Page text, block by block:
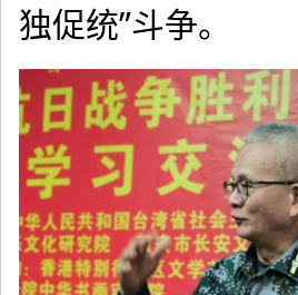
独促统”斗争。